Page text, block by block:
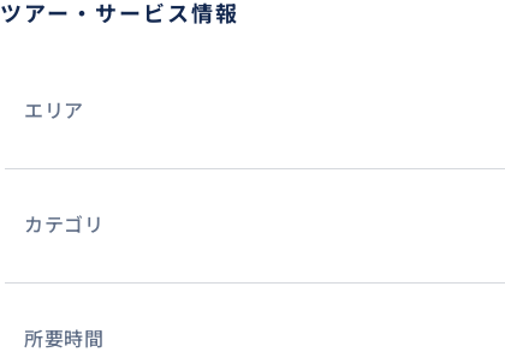
ツアー・サービス情報
エリア
カテゴリ
所要時間